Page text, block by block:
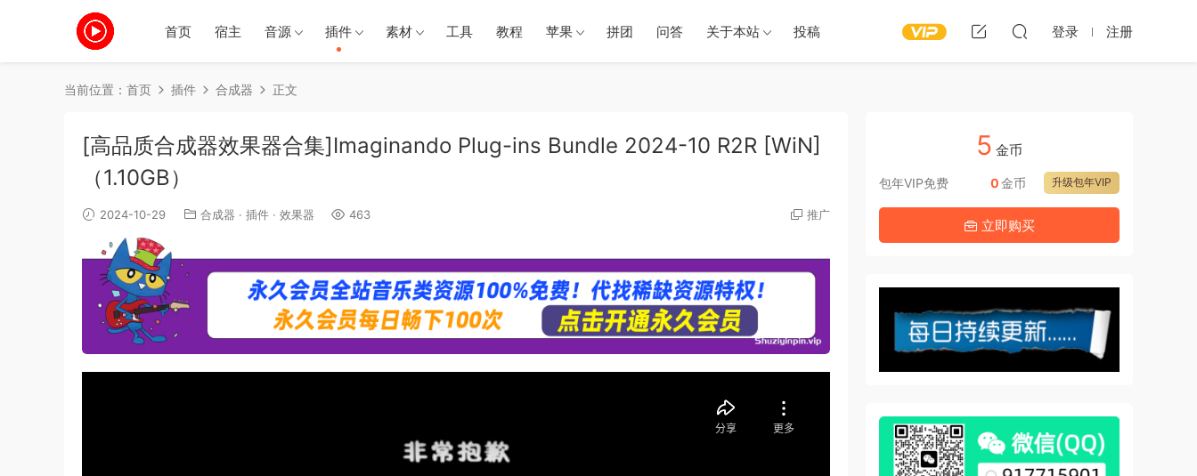
首页 宿主 音源 插件 素材 工具 教程 苹果 拼团 问答 关于本站 投稿 登录 注册
当前位置： 首页 插件 合成器 正文
[高品质合成器效果器合集]Imaginando Plug-ins Bundle 2024-10 R2R [WiN]
（1.10GB）
2024-10-29 合成器 · 插件 · 效果器 463 推广
5 金币
包年VIP免费 升级包年VIP
0金币
立即购买